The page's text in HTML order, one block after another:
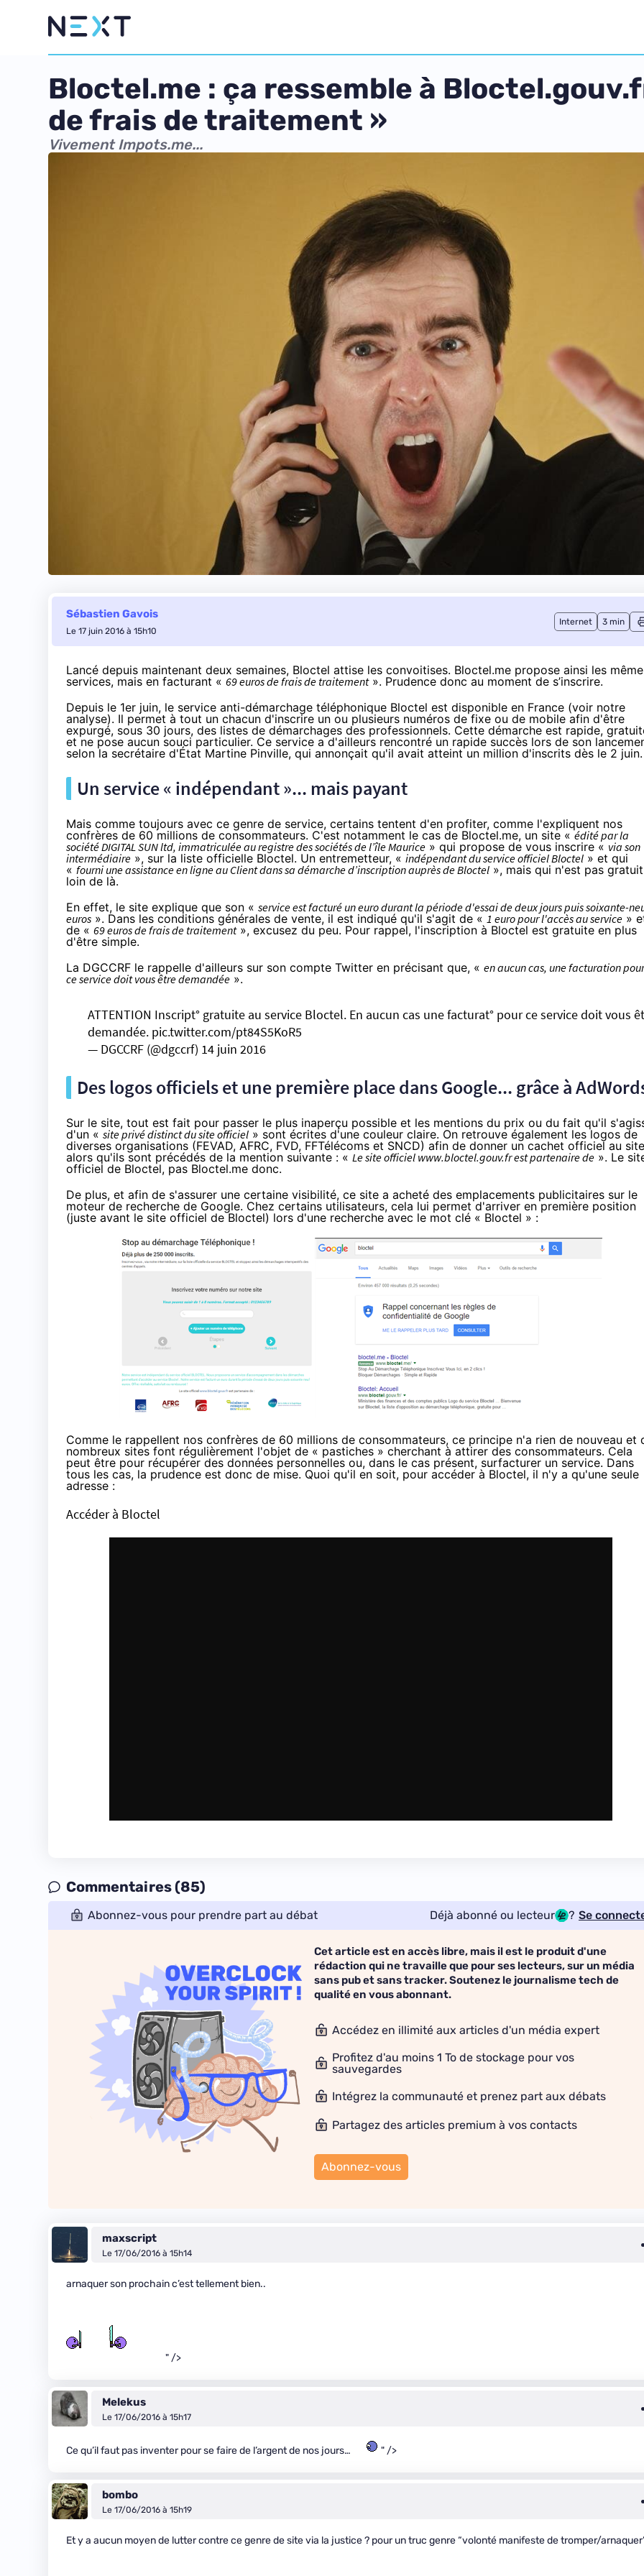
Bloctel.me : ça ressemble à
de frais de traitement »
Vivement Impots.me...
Sébastien Gavois
Le 17 juin 2016 à 15h10
Internet 3 min
Lancé depuis maintenant deux semaines, Bloctel attise les convoitises. Bloctel.me propose ainsi les
services, mais en facturant « 69 euros de frais de traitement». Prudence donc au moment de s’inscrire.
Depuis le 1er juin, le service anti-démarchage téléphonique Bloctel est disponible en France (voir notre
analyse). Il permet à tout un chacun d'inscrire un ou plusieurs numéros de fixe ou de mobile afin d'être
expurgé, sous 30 jours, des listes de démarchages des professionnels. Cette démarche est rapide,
et ne pose aucun souci particulier. Ce service a d'ailleurs rencontré un rapide succès lors de son
selon la secrétaire d'État Martine Pinville, qui annonçait qu'il avait atteint un million d'inscrits dès le 2 juin.
Un service « indépendant »... mais payant
Mais comme toujours avec ce genre de service, certains tentent d'en profiter, comme l'expliquent nos
confrères de 60 millions de consommateurs. C'est notamment le cas de Bloctel.me, un site «édité par la
société DIGITAL SUN ltd, immatriculée au registre des sociétés de l’île Maurice » qui propose de vous inscrire « via son
intermédiaire », sur la liste officielle Bloctel. Un entremetteur, « indépendant du service officielBloctel » et qui
« fourni une assistance en ligne au Client dans sa démarche d’inscription auprès deBloctel », mais qui n'est pas
loin de là.
En effet, le site explique que son « service est facturé un euro durant la période d'essai de deux jours puis soixante-
euros ». Dans les conditions générales de vente, il est indiqué qu'il s'agit de « 1 euro pour l'accès au service »
de « 69 euros de frais de traitement», excusez du peu. Pour rappel, l'inscription à Bloctel est gratuite en plus
d'être simple.
La DGCCRF le rappelle d'ailleurs sur son compte Twitter en précisant que, « en aucun cas, une facturation pour
ce service doit vous être demandée ».
ATTENTION Inscript° gratuite au service Bloctel. En aucun cas une facturat° pour ce service doit vous
demandée. pic.twitter.com/pt84S5KoR5
— DGCCRF (@dgccrf) 14 juin 2016
Des logos officiels et une première place dans Google... grâce à
Sur le site, tout est fait pour passer le plus inaperçu possible et les mentions du prix ou du fait qu'il
d'un « site privé distinct du site officiel » sont écrites d'une couleur claire. On retrouve également les logos de
diverses organisations (FEVAD, AFRC, FVD, FFTélécoms et SNCD) afin de donner un cachet officiel au
alors qu'ils sont précédés de la mention suivante : « Le site officiel www.bloctel.gouv.fr est partenaire de ». Le
officiel de Bloctel, pas Bloctel.me donc.
De plus, et afin de s'assurer une certaine visibilité, ce site a acheté des emplacements publicitaires sur le
moteur de recherche de Google. Chez certains utilisateurs, cela lui permet d'arriver en première position
(juste avant le site officiel deBloctel) lors d'une recherche avec le mot clé « Bloctel » :
Comme le rappellent nos confrères de 60 millions de consommateurs, ce principe n'a rien de nouveau et
nombreux sites font régulièrement l'objet de « pastiches » cherchant à attirer des consommateurs. Cela
peut être pour récupérer des données personnelles ou, dans le cas présent, surfacturer un service. Dans
tous les cas, la prudence est donc de mise. Quoi qu'il en soit, pour accéder à Bloctel, il n'y a qu'une seule
adresse :
Accéder à Bloctel
Commentaires (85)
Abonnez-vous pour prendre part au débat Déjà abonné ou lecteur ? Se
Cet article est en accès libre, mais il est le produit d'une
rédaction qui ne travaille que pour ses lecteurs, sur un média
sans pub et sans tracker. Soutenez le journalisme tech de
qualité en vous abonnant.
Accédez en illimité aux articles d'un média expert
Profitez d'au moins 1 To de stockage pour vos
sauvegardes
Intégrez la communauté et prenez part aux débats
Partagez des articles premium à vos contacts
Abonnez-vous
maxscript
Le 17/06/2016 à 15h14
arnaquer son prochain c’est tellement bien..
" />
Melekus
Le 17/06/2016 à 15h17
Ce qu’il faut pas inventer pour se faire de l’argent de nos jours… " />
bombo
Le 17/06/2016 à 15h19
Et y a aucun moyen de lutter contre ce genre de site via la justice ? pour un truc genre “volonté manifeste de tromper/